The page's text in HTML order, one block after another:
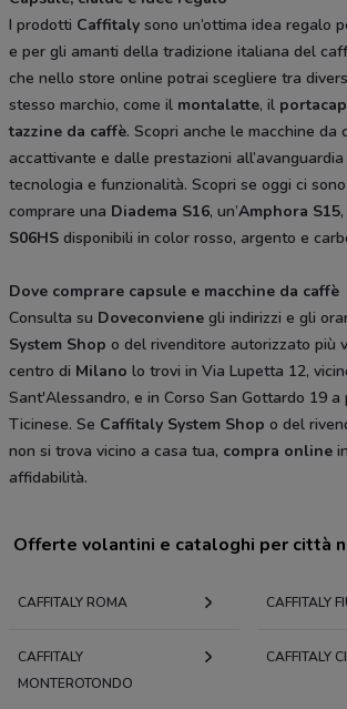
I prodotti Caffitaly sono un’ottima idea regalo
e per gli amanti della tradizione italiana del
che nello store online potrai scegliere tra
stesso marchio, come il montalatte, il
tazzine da caffè. Scopri anche le macchine da
accattivante e dalle prestazioni
tecnologia e funzionalità. Scopri se oggi ci
comprare una Diadema S16, un’Amphora S15,
S06HS disponibili in color rosso, argento e
Dove comprare capsule e macchine da caffè
Consulta su Doveconviene gli indirizzi e gli
System Shop o del rivenditore autorizzato più
centro di Milano lo trovi in Via Lupetta 12,
Sant'Alessandro, e in Corso San Gottardo 19 a
Ticinese. Se Caffitaly System Shop o del
non si trova vicino a casa tua, compra online
affidabilità.
Offerte volantini e cataloghi per città
CAFFITALY ROMA CAFFITALY
CAFFITALY
MONTEROTONDO
CAFFITALY